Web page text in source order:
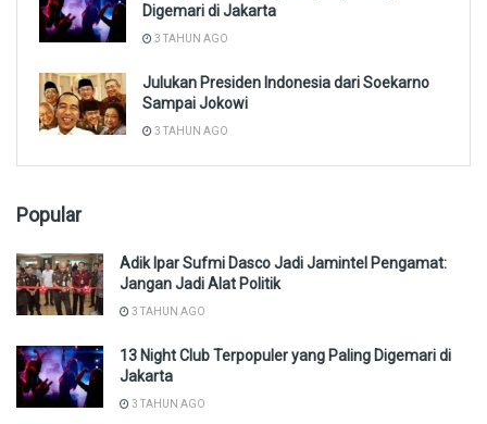
Digemari di Jakarta
3 TAHUN AGO
Julukan Presiden Indonesia dari Soekarno
Sampai Jokowi
3 TAHUN AGO
Popular
Adik Ipar Sufmi Dasco Jadi Jamintel Pengamat:
Jangan Jadi Alat Politik
3 TAHUN AGO
13 Night Club Terpopuler yang Paling Digemari di
Jakarta
3 TAHUN AGO